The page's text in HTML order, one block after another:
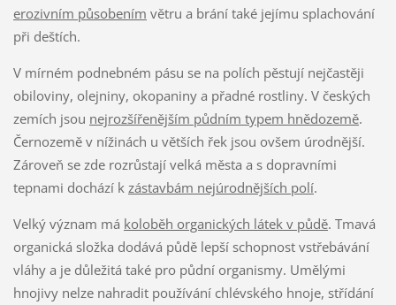
erozivním působením větru a brání také jejímu splachování
při deštích.
V mírném podnebném pásu se na polích pěstují nejčastěji
obiloviny, olejniny, okopaniny a přadné rostliny. V českých
zemích jsou nejrozšířenějším půdním typem hnědozemě.
Černozemě v nížinách u větších řek jsou ovšem úrodnější.
Zároveň se zde rozrůstají velká města a s dopravními
tepnami dochází k zástavbám nejúrodnějších polí.
Velký význam má koloběh organických látek v půdě. Tmavá
organická složka dodává půdě lepší schopnost vstřebávání
vláhy a je důležitá také pro půdní organismy. Umělými
hnojivy nelze nahradit používání chlévského hnoje, střídání